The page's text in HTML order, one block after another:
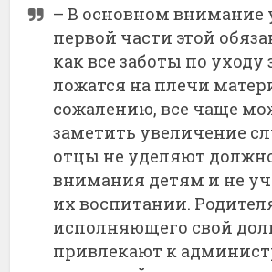
– В основном внимание
первой части этой
как все заботы по уходу
ложатся на плечи
сожалению, все чаще
заметить увеличение
отцы не уделяют
внимания детям и не
их воспитании.
исполняющего свой
привлекают к